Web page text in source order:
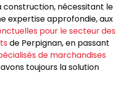
construction, nécessitant le
expertise approfondie, aux
pour le secteur des
de Perpignan, en passant
de marchandises
toujours la solution